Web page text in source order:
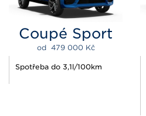
Coupé Sport
od 479 000 Kč
Spotřeba do 3,1l/100km